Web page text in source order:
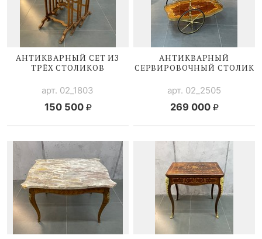
АНТИКВАРНЫЙ СЕТ ИЗ
ТРЁХ СТОЛИКОВ
арт. 02_1803
150 500
АНТИКВАРНЫЙ
СЕРВИРОВОЧНЫЙ СТОЛИК
арт. 02_2505
269 000